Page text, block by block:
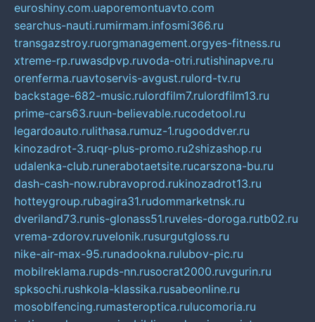
euroshiny.com.uaporemontuavto.com
searchus-nauti.rumirmam.infosmi366.ru
transgazstroy.ruorgmanagement.orgyes-fitness.ru
xtreme-rp.ruwasdpvp.ruvoda-otri.rutishinapve.ru
orenferma.ruavtoservis-avgust.rulord-tv.ru
backstage-682-music.rulordfilm7.rulordfilm13.ru
prime-cars63.ruun-believable.rucodetool.ru
legardoauto.rulithasa.rumuz-1.rugooddver.ru
kinozadrot-3.ruqr-plus-promo.ru2shizashop.ru
udalenka-club.runerabotaetsite.rucarszona-bu.ru
dash-cash-now.rubravoprod.rukinozadrot13.ru
hotteygroup.rubagira31.rudommarketnsk.ru
dveriland73.runis-glonass51.ruveles-doroga.rutb02.ru
vrema-zdorov.ruvelonik.rusurgutgloss.ru
nike-air-max-95.runadookna.rulubov-pic.ru
mobilreklama.rupds-nn.rusocrat2000.ruvgurin.ru
spksochi.rushkola-klassika.rusabeonline.ru
mosoblfencing.rumasteroptica.rulucomoria.ru